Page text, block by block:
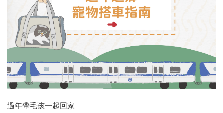
過年帶毛孩一起回家